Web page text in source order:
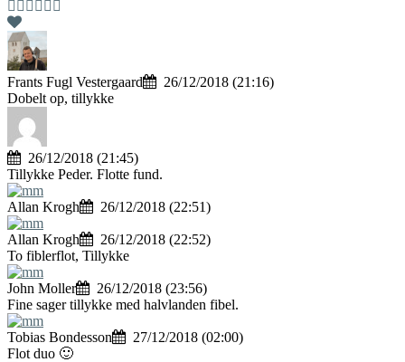
Frants Fugl Vestergaard
26/12/2018 (21:16)
Dobelt op, tillykke
26/12/2018 (21:45)
Tillykke Peder. Flotte fund.
Allan Krogh 26/12/2018 (22:51)
Allan Krogh
26/12/2018 (22:52)
To fiblerflot, Tillykke
John Moller
26/12/2018 (23:56)
Fine sager tillykke med halvlanden fibel.
Tobias Bondesson
27/12/2018 (02:00)
Flot duo 🙂